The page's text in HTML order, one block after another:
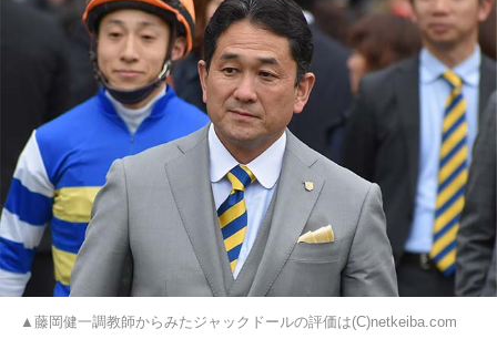
▲藤岡健一調教師からみたジャックドールの評価は(C)netkeiba.com